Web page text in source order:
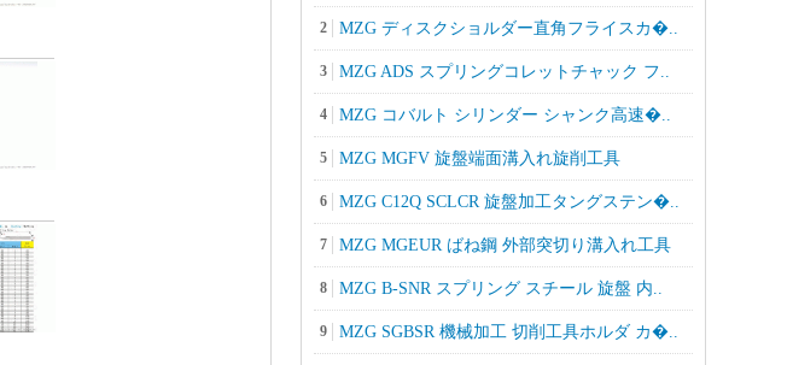
2 MZG ディスクショルダー直角フライスカ�..
3 MZG ADS スプリングコレットチャック フ..
4 MZG コバルト シリンダー シャンク高速�..
5 MZG MGFV 旋盤端面溝入れ旋削工具
6 MZG C12Q SCLCR 旋盤加工タングステン�..
7 MZG MGEUR ばね鋼 外部突切り溝入れ工具
8 MZG B-SNR スプリング スチール 旋盤 内..
9 MZG SGBSR 機械加工 切削工具ホルダ カ�..